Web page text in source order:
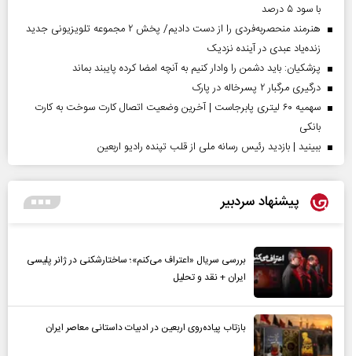
با سود ۵ درصد
هنرمند منحصر‌به‌فردی را از دست دادیم/ پخش ۲ مجموعه تلویزیونی جدید
زنده‌یاد عبدی در آینده نزدیک
پزشکیان: باید دشمن را وادار کنیم به آنچه امضا کرده پایبند بماند
درگیری مرگبار ۲ پسرخاله در پارک
سهمیه ۶۰ لیتری پابرجاست | آخرین وضعیت اتصال کارت سوخت به کارت
بانکی
ببینید | بازدید رئیس رسانه ملی از قلب تپنده رادیو اربعین
پیشنهاد سردبیر
بررسی سریال «اعتراف می‌کنم»؛ ساختارشکنی در ژانر پلیسی
ایران + نقد و تحلیل
بازتاب پیاده‌روی اربعین در ادبیات داستانی معاصر ایران